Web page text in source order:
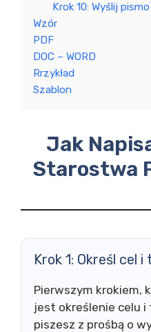
Krok 10: Wyślij pismo
Wzór
PDF
DOC – WORD
Rrzykład
Szablon
Jak
Starostwa
Krok 1: Określ cel
Pierwszym krokiem,
jest określenie celu
piszesz z prośbą o